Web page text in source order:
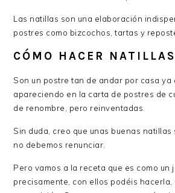
Las natillas son una elaboración
postres como bizcochos, tartas y
CÓMO HACER
Son un postre tan de andar por casa ya
apareciendo en la carta de postres de
de renombre, pero reinventadas.
Sin duda, creo que unas buenas natillas
no debemos renunciar.
Pero vamos a la receta que es como un
precisamente, con ellos podéis hacerla,